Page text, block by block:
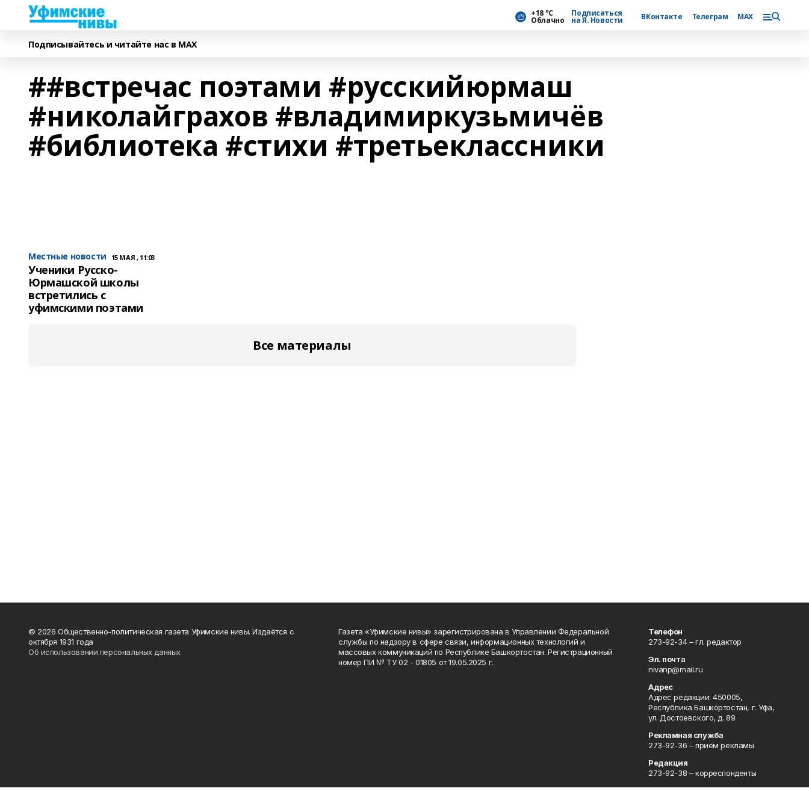
+18 °С
Облачно
Подписаться
на Я. Новости ВКонтакте Телеграм MAX
Подписывайтесь и читайте нас в MAX
##встречас поэтами #русскийюрмаш
#николайграхов #владимиркузьмичёв
#библиотека #стихи #третьеклассники
Местные новости 15 МАЯ , 11:03
Ученики Русско-
Юрмашской школы
встретились с
уфимскими поэтами
Все материалы
© 2026 Общественно-политическая газета Уфимские нивы. Издаётся с
октября 1931 года
Об использовании персональных данных
Газета «Уфимские нивы» зарегистрирована в Управлении Федеральной
службы по надзору в сфере связи, информационных технологий и
массовых коммуникаций по Республике Башкортостан. Регистрационный
номер ПИ № ТУ 02 - 01805 от 19.05.2025 г.
Телефон
273-92-34 – гл. редактор
Эл. почта
nivanp@mail.ru
Адрес
Адрес редакции: 450005,
Республика Башкортостан, г. Уфа,
ул. Достоевского, д. 89.
Рекламная служба
273-92-36 – приём рекламы
Редакция
273-92-38 – корреспонденты
Приемная